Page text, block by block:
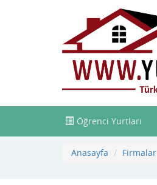
Öğrenci Yurtları
Anasayfa Firmalar